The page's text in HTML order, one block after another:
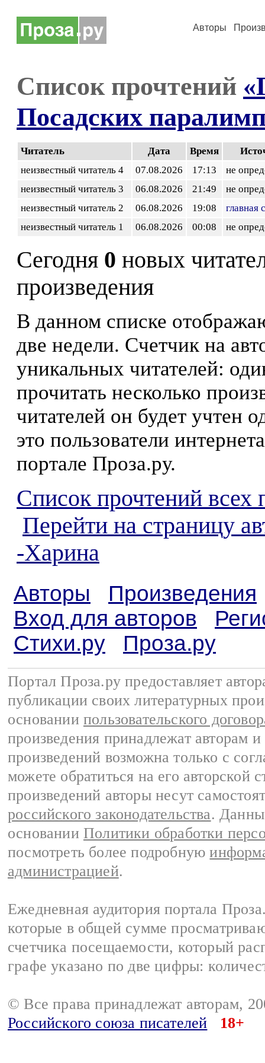
Авторы
Список прочтений
Посадских
Читатель Дата Время
неизвестный читатель 4
07.08.2026 17:13
не
неизвестный читатель 3
06.08.2026 21:49
не
неизвестный читатель 2
06.08.2026 19:08
главная
неизвестный читатель 1
06.08.2026 00:08 не
Сегодня 0 новых
произведения
В данном списке
две недели. Счетчик на
уникальных читателей:
прочитать несколько
читателей он будет учтен
это пользователи
портале Проза.ру.
Список прочтений всех
Перейти на страницу
-Харина
Авторы
Произведения
Вход для авторов
Стихи.ру
Проза.ру
Портал Проза.ру предоставляет
публикации своих литературных
основании пользовательского
произведения принадлежат авторам
произведений возможна только с
можете обратиться на его авторской
произведений авторы несут
российского законодательства.
основании Политики обработки
посмотреть более подробную
администрацией.
Ежедневная аудитория портала
которые в общей сумме
счетчика посещаемости, который
графе указано по две цифры:
© Все права принадлежат авторам,
Российского союза писателей
18+